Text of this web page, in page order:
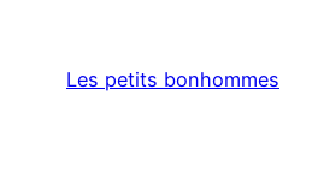
Les petits bonhommes